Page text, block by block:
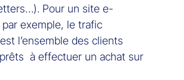
Pour un site e-
exemple, le trafic
l’ensemble des clients
à effectuer un achat sur